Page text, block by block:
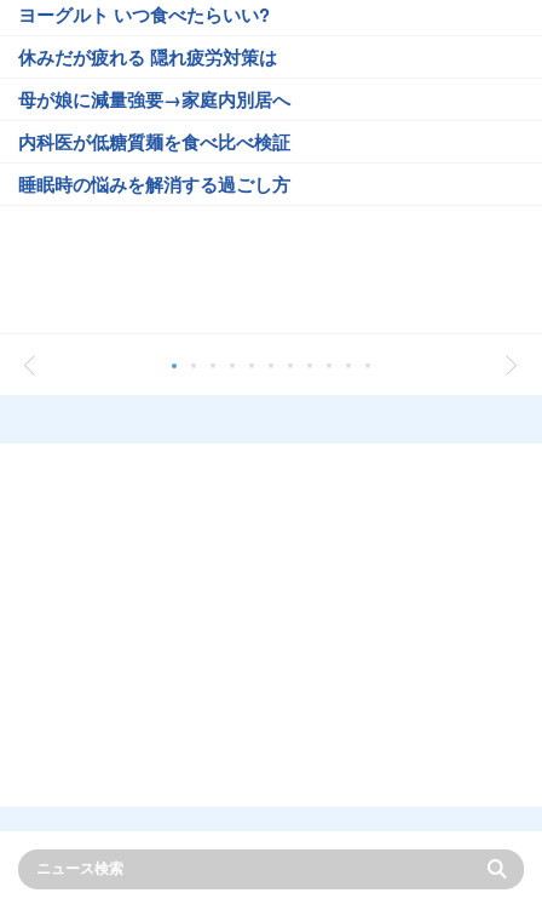
ヨーグルト いつ食べたらいい?
休みだが疲れる 隠れ疲労対策は
母が娘に減量強要→家庭内別居へ
内科医が低糖質麺を食べ比べ検証
睡眠時の悩みを解消する過ごし方